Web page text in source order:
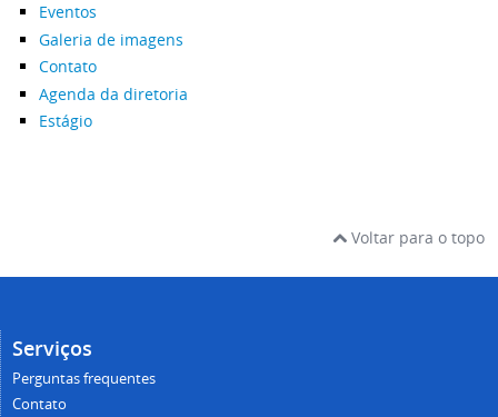
Eventos
Galeria de imagens
Contato
Agenda da diretoria
Estágio
Voltar para o topo
Serviços
Perguntas frequentes
Contato